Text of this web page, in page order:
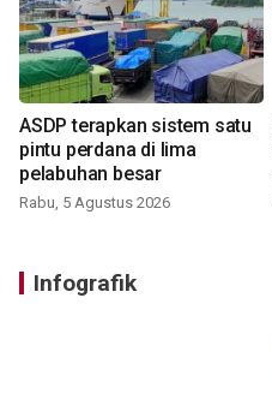
ASDP terapkan sistem satu
pintu perdana di lima
pelabuhan besar
Rabu, 5 Agustus 2026
Infografik